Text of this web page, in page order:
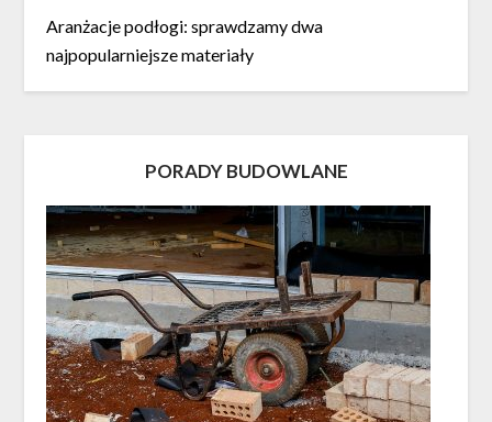
Aranżacje podłogi: sprawdzamy dwa
najpopularniejsze materiały
PORADY BUDOWLANE